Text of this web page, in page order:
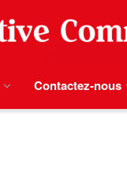
Contactez-nous